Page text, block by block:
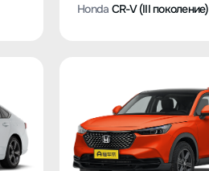
Honda CR-V (III поколение)